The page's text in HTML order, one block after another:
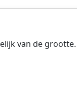
van de grootte.